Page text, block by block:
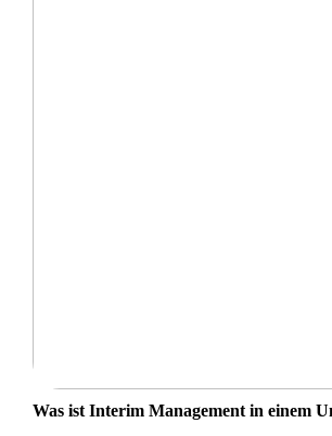
Was ist Interim Management in einem